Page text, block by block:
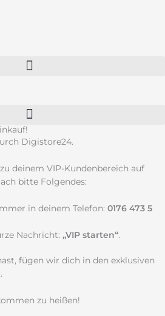
Digistore24.
deinem VIP-Kundenbereich auf
bitte Folgendes:
in deinem Telefon:0176 473 5
Nachricht:„VIP starten“.
fügen wir dich in den exklusiven
zu heißen!